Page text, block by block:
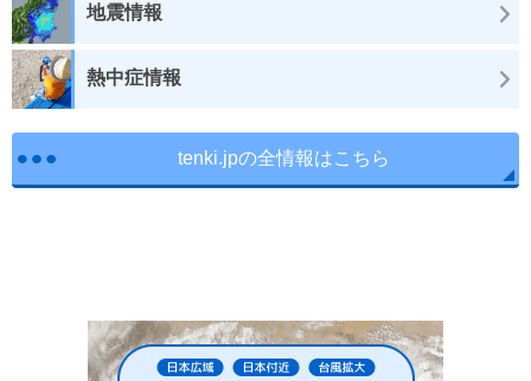
地震情報
熱中症情報
tenki.jpの全情報はこちら